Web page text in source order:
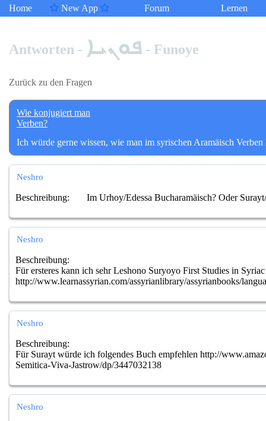
Home New App Forum Lernen
Antworten - ܦܘܢܝܐ - Funoye
Zurück zu den Fragen
Wie konjugiert man
Verben?
Ich würde gerne wissen, wie man im syrischen Aramäisch
Neshro
Beschreibung: Im Urhoy/Edessa Bucharamäisch? Oder
Neshro
Beschreibung:
Für ersteres kann ich sehr Leshono Suryoyo First Studies in
http://www.learnassyrian.com/assyrianlibrary/assyrianbooks/
Neshro
Beschreibung:
Für Surayt würde ich folgendes Buch empfehlen http://
Semitica-Viva-Jastrow/dp/3447032138
Neshro